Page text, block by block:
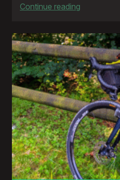
Continue reading
0.10.0